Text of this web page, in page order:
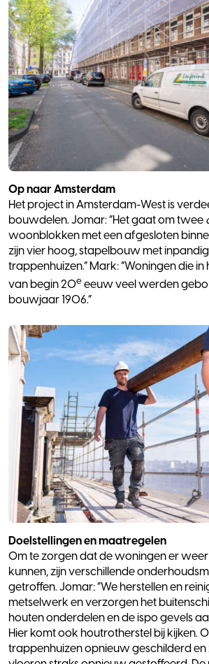
Op naar Amsterdam
Het project in Amsterdam-West is
bouwdelen. Jomar: “Het gaat om twee
woonblokken met een afgesloten
zijn vier hoog, stapelbouw met
trappenhuizen.” Mark: “Woningen die
van begin 20e eeuw veel werden
bouwjaar 1906.”
Doelstellingen en maatregelen
Om te zorgen dat de woningen er weer
kunnen, zijn verschillende
getroffen. Jomar: “We herstellen en
metselwerk en verzorgen het
houten onderdelen en de ispo gevels
Hier komt ook houtrotherstel bij kijken.
trappenhuizen opnieuw geschilderd en